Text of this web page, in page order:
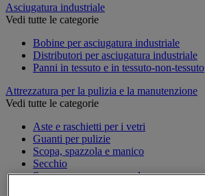
Asciugatura industriale
Vedi tutte le categorie
Bobine per asciugatura industriale
Distributori per asciugatura industriale
Panni in tessuto e in tessuto-non-tessuto
Attrezzatura per la pulizia e la manutenzione
Vedi tutte le categorie
Aste e raschietti per i vetri
Guanti per pulizie
Scopa, spazzola e manico
Secchio
Spugna, panno e spazzola